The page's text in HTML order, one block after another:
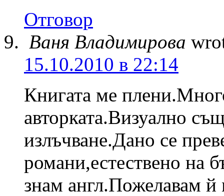
Отговор
Ваня Владимирова
15.10.2010 в 22:14
Книгата ме
авторката.Визуално
излъчване.Дано се
романи,естествено на
знам англ.Пожелавам й